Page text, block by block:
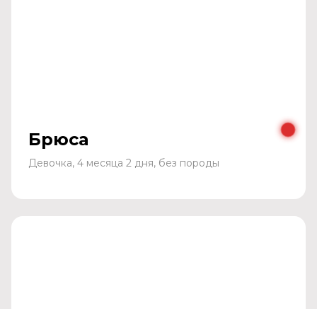
Брюса
Девочка, 4 месяца 2 дня, без породы